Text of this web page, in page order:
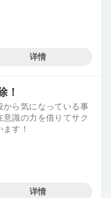
详情
！
から気になっている事
識の力を借りてサク
す！
详情